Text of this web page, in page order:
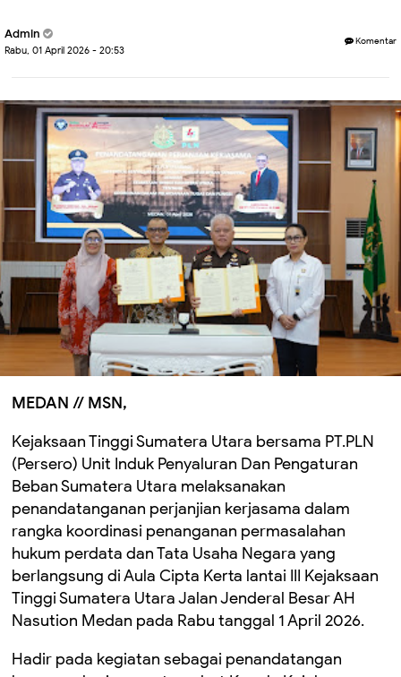
Admin
Rabu, 01 April 2026 - 20:53
Komentar
MEDAN // MSN,
Kejaksaan Tinggi Sumatera Utara bersama PT.PLN
(Persero) Unit Induk Penyaluran Dan Pengaturan
Beban Sumatera Utara melaksanakan
penandatanganan perjanjian kerjasama dalam
rangka koordinasi penanganan permasalahan
hukum perdata dan Tata Usaha Negara yang
berlangsung di Aula Cipta Kerta lantai III Kejaksaan
Tinggi Sumatera Utara Jalan Jenderal Besar AH
Nasution Medan pada Rabu tanggal 1 April 2026.
Hadir pada kegiatan sebagai penandatangan